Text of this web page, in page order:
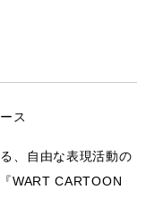
ス
、自由な表現活動の
WART CARTOON